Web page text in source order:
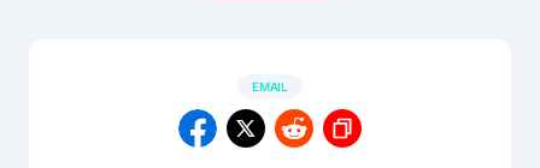
EMAIL